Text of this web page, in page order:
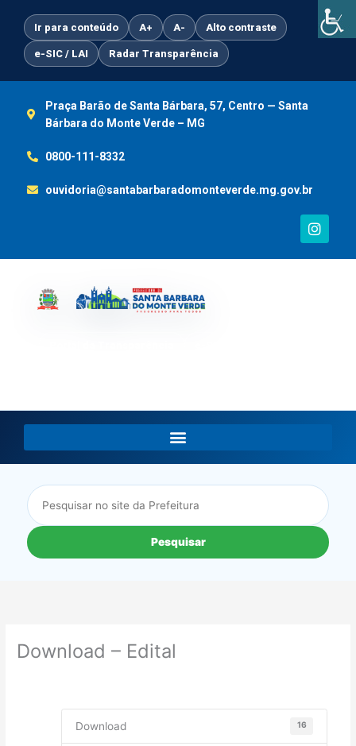
conteúdo
Ir para conteúdo A+ A- Alto contraste
e-SIC / LAI Radar Transparência
Praça Barão de Santa Bárbara, 57, Centro — Santa
Bárbara do Monte Verde – MG
0800-111-8332
ouvidoria@santabarbaradomonteverde.mg.gov.br
I
n
t
Pesquisar
Download – Edital
Download 16